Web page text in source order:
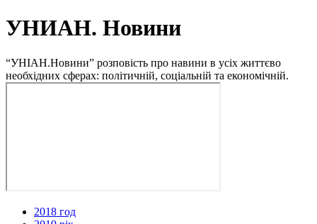
УНИАН. Новини
“УНІАН.Новини” розповість про навини в усіх життєво
необхідних сферах: політичній, соціальній та економічній.
2018 год